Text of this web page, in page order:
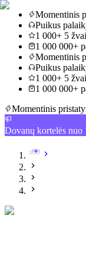
Momentinis
Puikus
1 000+ 5
1 000 000+
Momentinis
Puikus
1 000+ 5
1 000 000+
Momentinis
Dovanų kortelės